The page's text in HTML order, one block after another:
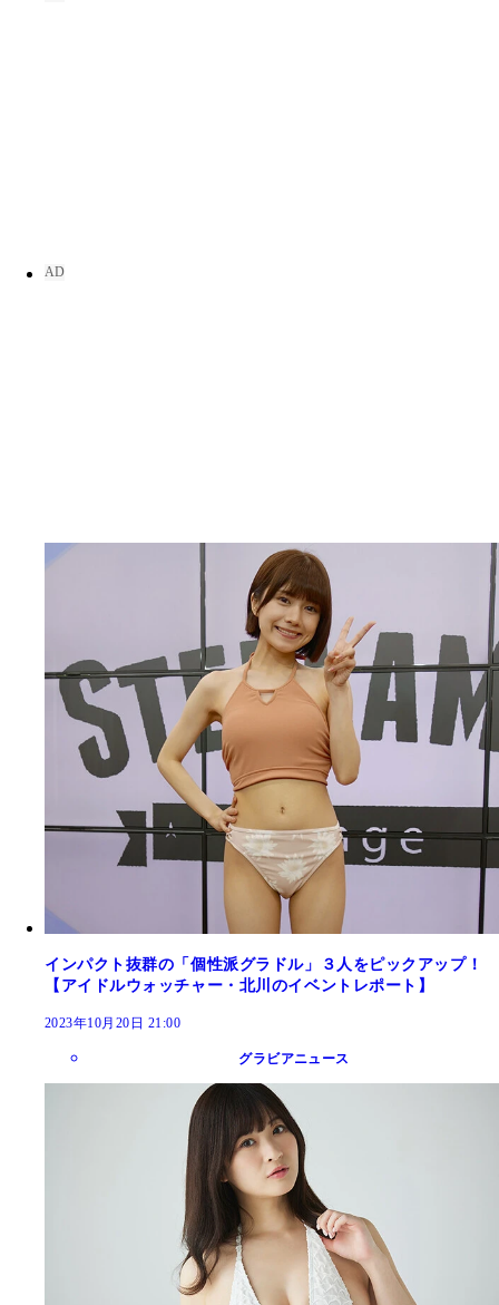
インパクト抜群の「個性派グラドル」３人をピックアップ！
【アイドルウォッチャー・北川のイベントレポート】
2023年10月20日 21:00
グラビアニュース